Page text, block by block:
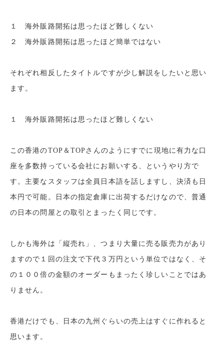
１ 海外販路開拓は思ったほど難しくない
２ 海外販路開拓は思ったほど簡単ではない
それぞれ相反したタイトルですが少し解説をしたいと思い
ます。
１ 海外販路開拓は思ったほど難しくない
この香港のTOP＆TOPさんのようにすでに現地に有力な口
座を多数持っている会社にお願いする、 というやり方で
す。主要なスタッフは全員日本語を話しますし、決済も日
本円で可能。 日本の指定倉庫に出荷するだけなので、普通
の日本の問屋との取引とまったく同じです。
しかも海外は「縦売れ」、つまり大量に売る販売力があり
ますので １回の注文で下代３万円という単位ではなく、そ
の１００倍の金額のオーダーもまったく珍しいことではあ
りません。
香港だけでも、日本の九州ぐらいの売上はすぐに作れると
思います。